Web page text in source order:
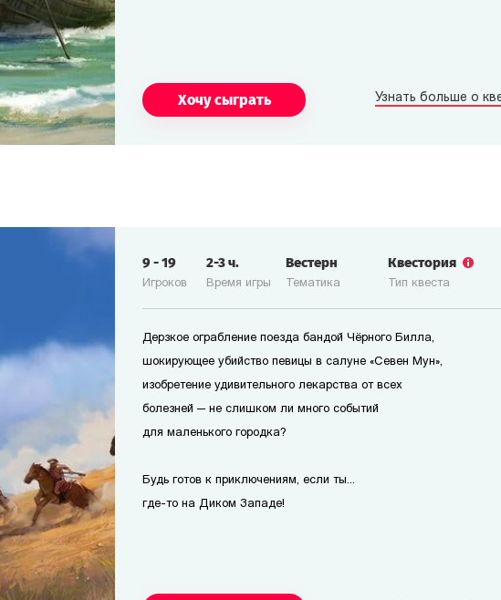
Хочу сыграть Узнать больше о
Игроков
9-19
Время игры
2-3ч.
Тематика
Вестерн
Тип квеста
Квестория
Дерзкое ограбление поезда бандой Чёрного Билла,
шокирующее убийство певицы в салуне «Севен Мун»,
изобретение удивительного лекарства от всех
болезней — не слишком ли много событий
для маленького городка?
Будь готов к приключениям, если ты...
где-то на Диком Западе!